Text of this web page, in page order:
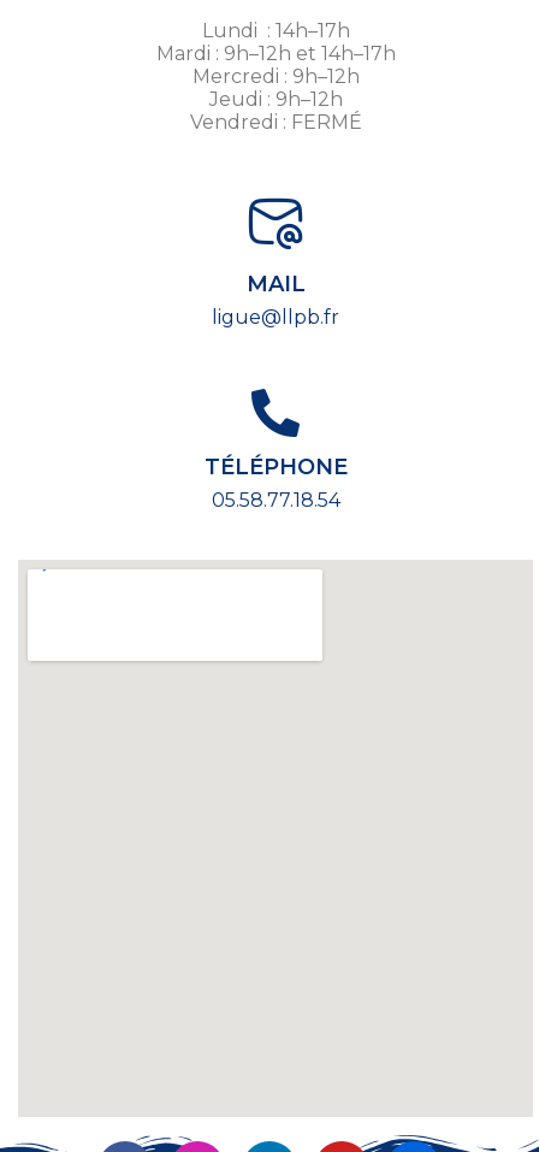
Lundi : 14h–17h
Mardi : 9h–12h et 14h–17h
Mercredi : 9h–12h
Jeudi : 9h–12h
Vendredi : FERMÉ
MAIL
ligue@llpb.fr
TÉLÉPHONE
05.58.77.18.54